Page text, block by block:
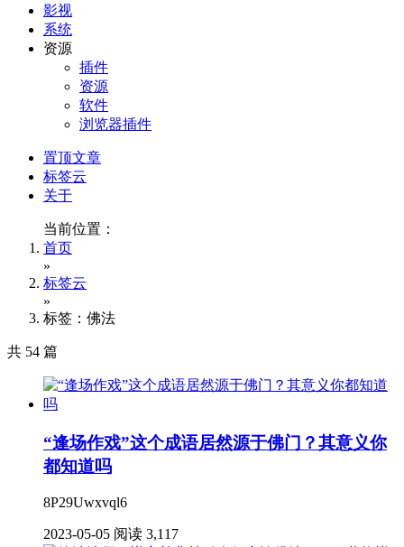
影视
系统
资源
插件
资源
软件
浏览器插件
置顶文章
标签云
关于
当前位置：
首页
»
标签云
»
标签：佛法
共 54 篇
“逢场作戏”这个成语居然源于佛门？其意义你
都知道吗
8P29Uwxvql6
2023-05-05 阅读 3,117